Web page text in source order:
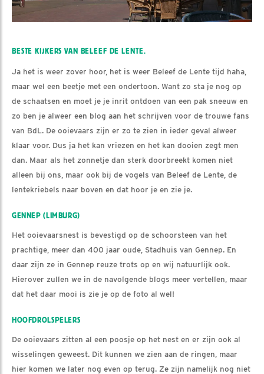
BESTE KIJKERS VAN BELEEF DE LENTE.
Ja het is weer zover hoor, het is weer Beleef de Lente tijd haha,
maar wel een beetje met een ondertoon. Want zo sta je nog op
de schaatsen en moet je je inrit ontdoen van een pak sneeuw en
zo ben je alweer een blog aan het schrijven voor de trouwe fans
van BdL. De ooievaars zijn er zo te zien in ieder geval alweer
klaar voor. Dus ja het kan vriezen en het kan dooien zegt men
dan. Maar als het zonnetje dan sterk doorbreekt komen niet
alleen bij ons, maar ook bij de vogels van Beleef de Lente, de
lentekriebels naar boven en dat hoor je en zie je.
GENNEP (LIMBURG)
Het ooievaarsnest is bevestigd op de schoorsteen van het
prachtige, meer dan 400 jaar oude, Stadhuis van Gennep. En
daar zijn ze in Gennep reuze trots op en wij natuurlijk ook.
Hierover zullen we in de navolgende blogs meer vertellen, maar
dat het daar mooi is zie je op de foto al wel!
HOOFDROLSPELERS
De ooievaars zitten al een poosje op het nest en er zijn ook al
wisselingen geweest. Dit kunnen we zien aan de ringen, maar
hier komen we later nog even op terug. Ze zijn namelijk nog niet